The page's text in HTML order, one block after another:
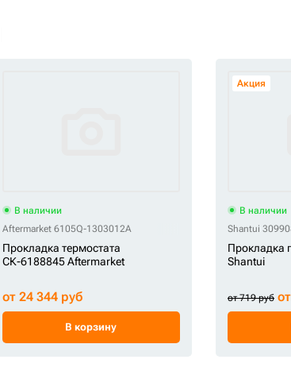
В наличии
Aftermarket 6105Q-1303012A
Прокладка термостата
СК-6188845 Aftermarket
от 24 344 руб
В корзину
Акция
В наличии
Shantui
Прокладка
Shantui
от 719 руб